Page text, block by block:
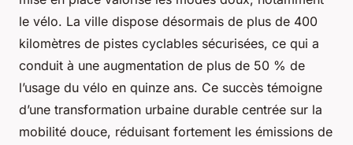
le vélo. La ville dispose désormais de plus de 400
kilomètres de pistes cyclables sécurisées, ce qui a
conduit à une augmentation de plus de 50 % de
l’usage du vélo en quinze ans. Ce succès témoigne
d’une transformation urbaine durable centrée sur la
mobilité douce, réduisant fortement les émissions de